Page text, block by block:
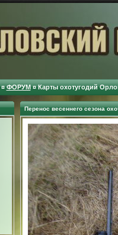
¤ ФОРУМ ¤ Карты охотугодий
Перенос весеннего сезона